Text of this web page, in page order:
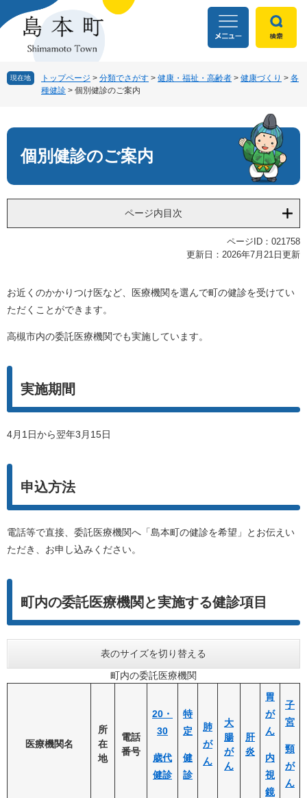
ー
ニ
本
現在地 トップページ > 分類でさがす > 健康・福祉・高齢者 > 健康づくり > 各
種健診 > 個別健診のご案内
文
個別健診のご案内
ページ内目次
ページID：021758
更新日：2026年7月21日更新
お近くのかかりつけ医など、医療機関を選んで町の健診を受けてい
ただくことができます。
高槻市内の委託医療機関でも実施しています。
実施期間
4月1日から翌年3月15日
申込方法
電話等で直接、委託医療機関へ「島本町の健診を希望」とお伝えい
ただき、お申し込みください。
町内の委託医療機関と実施する健診項目
表のサイズを切り替える
町内の委託医療機関
医療機関名
所
在
地
電話
番号
20・
30
歳代
健診
特
定
健
診
肺
が
ん
大
腸
が
ん
肝
炎
胃
が
ん
内
視
鏡
子
宮
頸
が
ん